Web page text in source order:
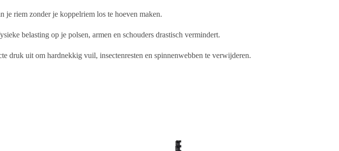
je riem zonder je koppelriem los te hoeven maken.
belasting op je polsen, armen en schouders drastisch vermindert.
druk uit om hardnekkig vuil, insectenresten en spinnenwebben te verwijderen.